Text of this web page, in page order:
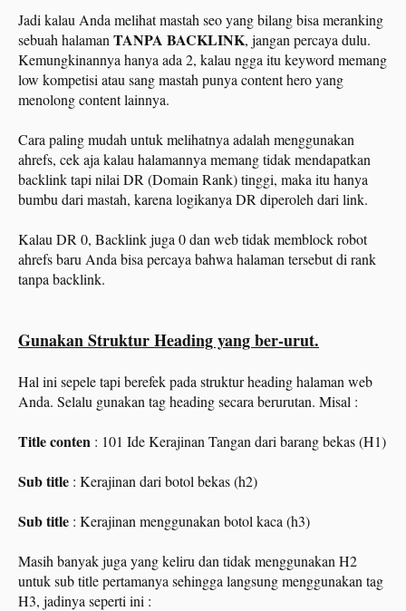
Jadi kalau Anda melihat mastah seo yang bilang bisa meranking
sebuah halaman TANPA BACKLINK, jangan percaya dulu.
Kemungkinannya hanya ada 2, kalau ngga itu keyword memang
low kompetisi atau sang mastah punya content hero yang
menolong content lainnya.
Cara paling mudah untuk melihatnya adalah menggunakan
ahrefs, cek aja kalau halamannya memang tidak mendapatkan
backlink tapi nilai DR (Domain Rank) tinggi, maka itu hanya
bumbu dari mastah, karena logikanya DR diperoleh dari link.
Kalau DR 0, Backlink juga 0 dan web tidak memblock robot
ahrefs baru Anda bisa percaya bahwa halaman tersebut di rank
tanpa backlink.
Gunakan Struktur Heading yang ber-urut.
Hal ini sepele tapi berefek pada struktur heading halaman web
Anda. Selalu gunakan tag heading secara berurutan. Misal :
Title conten : 101 Ide Kerajinan Tangan dari barang bekas (H1)
Sub title : Kerajinan dari botol bekas (h2)
Sub title : Kerajinan menggunakan botol kaca (h3)
Masih banyak juga yang keliru dan tidak menggunakan H2
untuk sub title pertamanya sehingga langsung menggunakan tag
H3, jadinya seperti ini :